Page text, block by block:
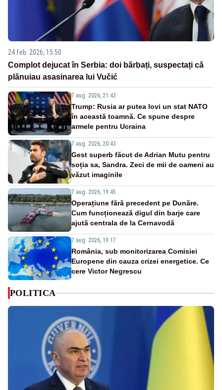
24 feb. 2026, 15:50
Complot dejucat în Serbia: doi bărbați, suspectați că
plănuiau asasinarea lui Vučić
7 aug. 2026, 21:42
Trump: Rusia ar putea lovi un stat NATO
în această toamnă. Ce spune despre
armele pentru Ucraina
7 aug. 2026, 20:43
Gest superb făcut de Adrian Mutu pentru
soția sa, Sandra. Zeci de mii de oameni au
văzut imaginile
7 aug. 2026, 19:45
Operațiune fără precedent pe Dunăre.
Cum funcționează digul din barje care
ajută centrala de la Cernavodă
7 aug. 2026, 19:17
România, sub monitorizarea Comisiei
Europene din cauza crizei energetice. Ce
cere Victor Negrescu
POLITICA